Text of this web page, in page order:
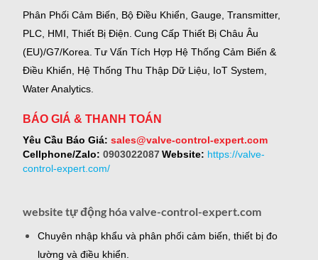
Phân Phối Cảm Biến, Bộ Điều Khiển, Gauge, Transmitter,
PLC, HMI, Thiết Bị Điện. Cung Cấp Thiết Bị Châu Âu
(EU)/G7/Korea. Tư Vấn Tích Hợp Hệ Thống Cảm Biến &
Điều Khiển, Hệ Thống Thu Thập Dữ Liệu, IoT System,
Water Analytics.
BÁO GIÁ & THANH TOÁN
Yêu Cầu Báo Giá: sales@valve-control-expert.com
Cellphone/Zalo: 0903022087 Website: https://valve-
control-expert.com/
website tự động hóa valve-control-expert.com
Chuyên nhập khẩu và phân phối cảm biến, thiết bị đo
lường và điều khiển.